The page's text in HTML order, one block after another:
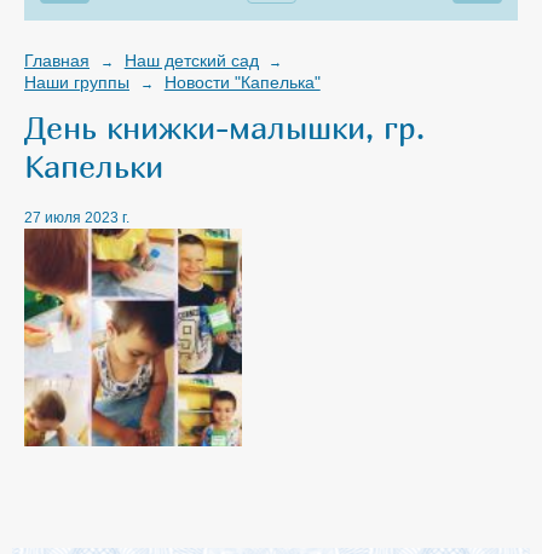
Главная → Наш детский сад →
Наши группы → Новости "Капелька"
День книжки-малышки, гр.
Капельки
27 июля 2023 г.